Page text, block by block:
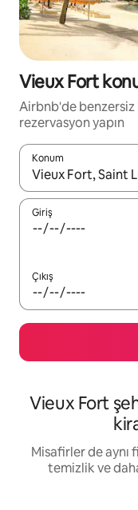
Vieux Fort
Airbnb'de
rezervasyon yapın
Konum
Sonuçlar
Giriş
Çıkış
Vieux Fort
Misafirler de
temizlik ve